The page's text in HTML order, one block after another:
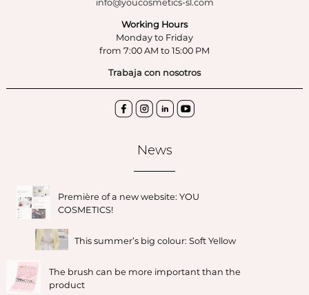
info@youcosmetics-sl.com
Working Hours
Monday to Friday
from 7:00 AM to 15:00 PM
Trabaja con nosotros
News
Première of a new website: YOU
COSMETICS!
This summer’s big colour: Soft Yellow
The brush can be more important than the
product